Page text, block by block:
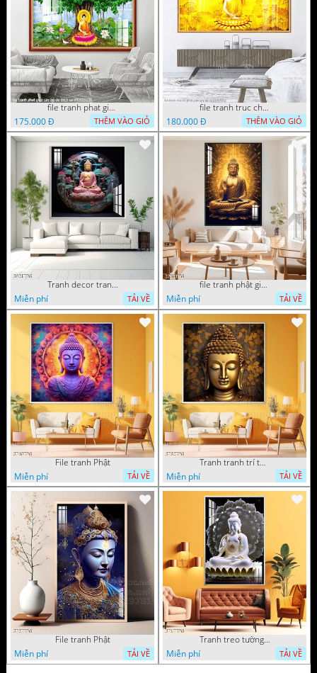
file tranh phat giao cay bo de thich ca 28092023
175.000 Đ
THÊM VÀO GIỎ
file tranh truc chi phat giao cay bo de 06062023
180.000 Đ
THÊM VÀO GIỎ
Tranh decor trang trí tường Phật giáo
Miễn phí
TẢI VỀ
file tranh phật giáo mẫu mới nhất
Miễn phí
TẢI VỀ
File tranh Phật
Miễn phí
TẢI VỀ
Tranh tranh trí tường phật giáo sang trọng
Miễn phí
TẢI VỀ
File tranh Phật
Miễn phí
TẢI VỀ
Tranh treo tường phật giáo
Miễn phí
TẢI VỀ